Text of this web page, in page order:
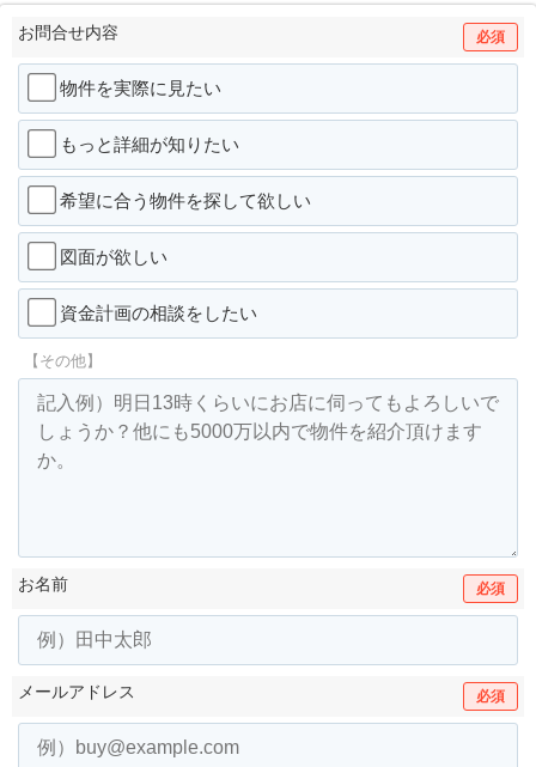
お問合せ内容 必須
物件を実際に見たい
もっと詳細が知りたい
希望に合う物件を探して欲しい
図面が欲しい
資金計画の相談をしたい
【その他】
お名前 必須
メールアドレス 必須